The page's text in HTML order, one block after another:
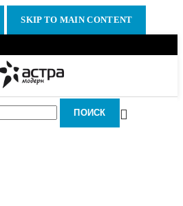
SKIP TO MAIN CONTENT
ПОИСК